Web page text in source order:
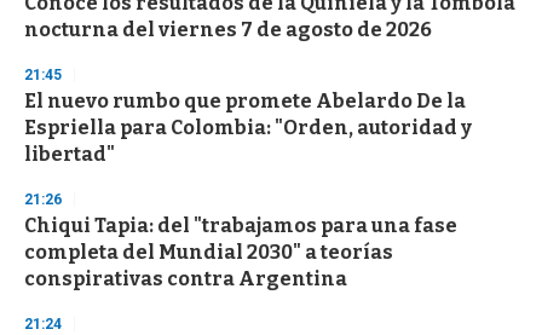
nocturna del viernes 7 de agosto de 2026
21:45
El nuevo rumbo que promete Abelardo De la
Espriella para Colombia: "Orden, autoridad y
libertad"
21:26
Chiqui Tapia: del "trabajamos para una fase
completa del Mundial 2030" a teorías
conspirativas contra Argentina
21:24